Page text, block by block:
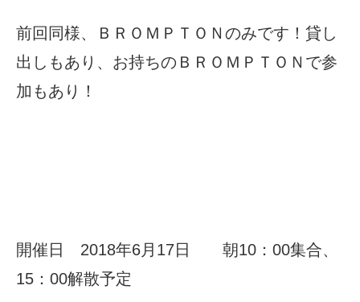
前回同様、ＢＲＯＭＰＴＯＮのみです！貸し
出しもあり、お持ちのＢＲＯＭＰＴＯＮで参
加もあり！
開催日 2018年6月17日 朝10：00集合、
15：00解散予定